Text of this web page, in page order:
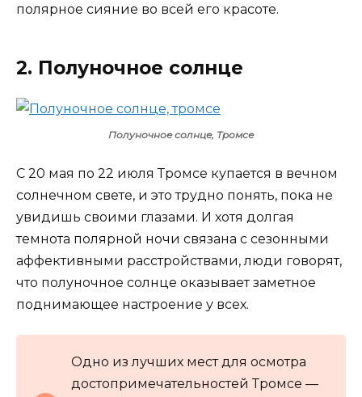
полярное сияние во всей его красоте.
2. Полуночное солнце
Полуночное солнце, Тромсе
С 20 мая по 22 июля Тромсе купается в вечном
солнечном свете, и это трудно понять, пока не
увидишь своими глазами. И хотя долгая
темнота полярной ночи связана с сезонными
аффективными расстройствами, люди говорят,
что полуночное солнце оказывает заметное
поднимающее настроение у всех.
Одно из лучших мест для осмотра
достопримечательностей Тромсе —